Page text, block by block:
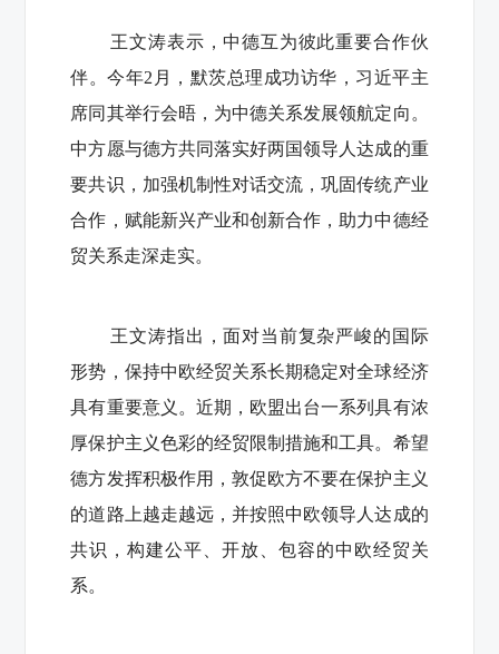
王文涛表示，中德互为彼此重要合作伙
伴。今年2月，默茨总理成功访华，习近平主
席同其举行会晤，为中德关系发展领航定向。
中方愿与德方共同落实好两国领导人达成的重
要共识，加强机制性对话交流，巩固传统产业
合作，赋能新兴产业和创新合作，助力中德经
贸关系走深走实。
王文涛指出，面对当前复杂严峻的国际
形势，保持中欧经贸关系长期稳定对全球经济
具有重要意义。近期，欧盟出台一系列具有浓
厚保护主义色彩的经贸限制措施和工具。希望
德方发挥积极作用，敦促欧方不要在保护主义
的道路上越走越远，并按照中欧领导人达成的
共识，构建公平、开放、包容的中欧经贸关
系。